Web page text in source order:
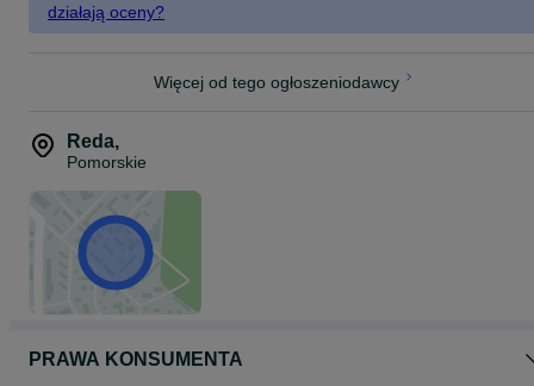
działają oceny?
Więcej od tego ogłoszeniodawcy
Reda,
Pomorskie
PRAWA KONSUMENTA